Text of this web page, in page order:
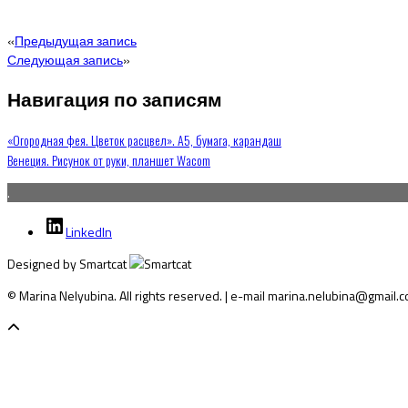
«Предыдущая запись
Следующая запись»
Навигация по записям
«Огородная фея. Цветок расцвел». А5, бумага, карандаш
Венеция. Рисунок от руки, планшет Wacom
.
LinkedIn
Designed by Smartcat
© Marina Nelyubina. All rights reserved. | e-mail